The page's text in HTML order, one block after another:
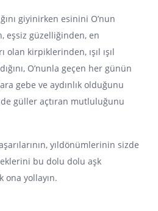
giyinirken esinini O’nun
eşsiz güzelliğinden, en
olan kirpiklerinden, ışıl ışıl
O’nunla geçen her günün
gebe ve aydınlık olduğunu
güller açtıran mutluluğunu
yıldönümlerinin sizde
bu dolu dolu aşk
ona yollayın.